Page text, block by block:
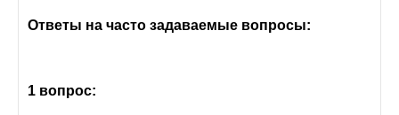
Ответы на часто задаваемые вопросы:
1 вопрос: